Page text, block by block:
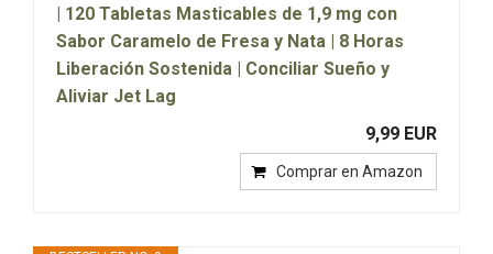
| 120 Tabletas Masticables de 1,9 mg con
Sabor Caramelo de Fresa y Nata | 8 Horas
Liberación Sostenida | Conciliar Sueño y
Aliviar Jet Lag
9,99 EUR
Comprar en Amazon